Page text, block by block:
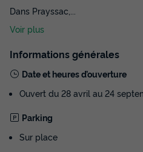
Dans Prayssac,
Voir plus
Informations générales
Date et heures d’ouverture
Ouvert du 28 avril au 24
Parking
Sur place